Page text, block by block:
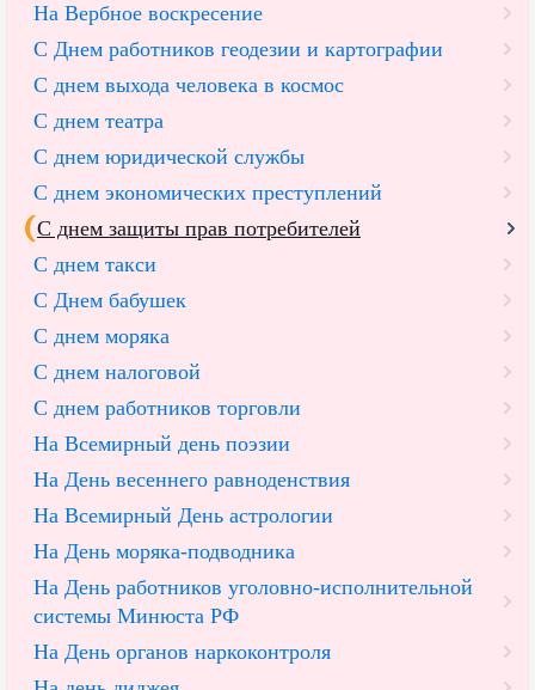
На Вербное воскресение
С Днем работников геодезии и картографии
С днем выхода человека в космос
С днем театра
С днем юридической службы
С днем экономических преступлений
С днем защиты прав потребителей
С днем такси
С Днем бабушек
С днем моряка
С днем налоговой
С днем работников торговли
На Всемирный день поэзии
На День весеннего равноденствия
На Всемирный День астрологии
На День моряка-подводника
На День работников уголовно-исполнительной
системы Минюста РФ
На День органов наркоконтроля